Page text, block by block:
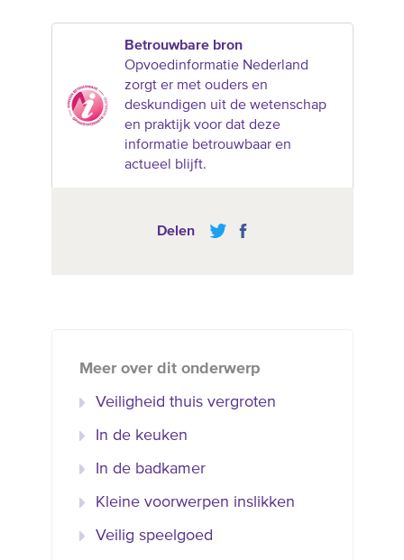
Betrouwbare bron
Opvoedinformatie Nederland
zorgt er met ouders en
deskundigen uit de wetenschap
en praktijk voor dat deze
informatie betrouwbaar en
actueel blijft.
Delen
Meer over dit onderwerp
Veiligheid thuis vergroten
In de keuken
In de badkamer
Kleine voorwerpen inslikken
Veilig speelgoed